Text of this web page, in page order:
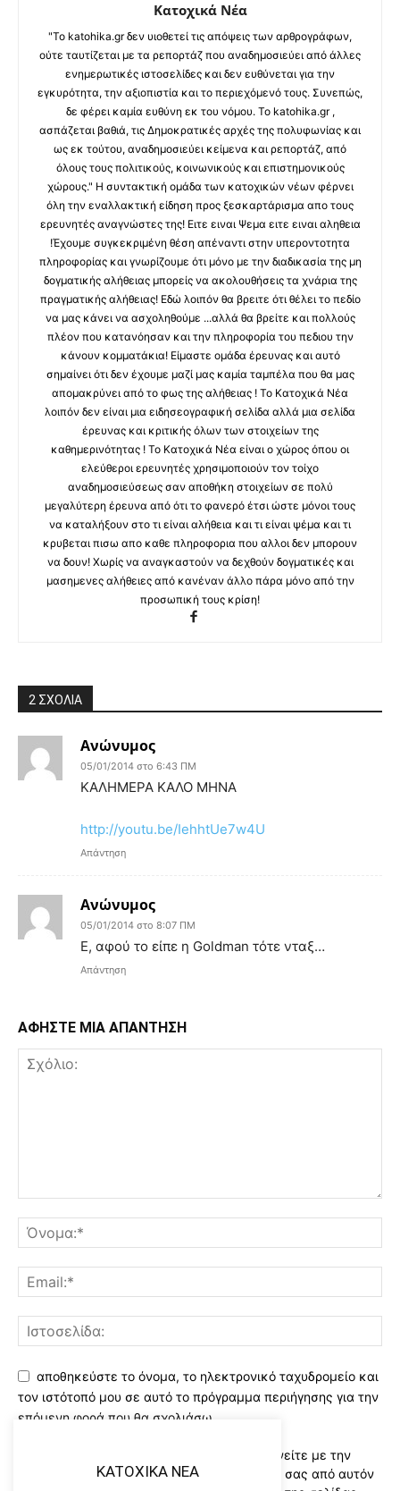
Κατοχικά Νέα
"Το katohika.gr δεν υιοθετεί τις απόψεις των αρθρογράφων,
ούτε ταυτίζεται με τα ρεπορτάζ που αναδημοσιεύει από άλλες
ενημερωτικές ιστοσελίδες και δεν ευθύνεται για την
εγκυρότητα, την αξιοπιστία και το περιεχόμενό τους. Συνεπώς,
δε φέρει καμία ευθύνη εκ του νόμου. Το katohika.gr ,
ασπάζεται βαθιά, τις Δημοκρατικές αρχές της πολυφωνίας και
ως εκ τούτου, αναδημοσιεύει κείμενα και ρεπορτάζ, από
όλους τους πολιτικούς, κοινωνικούς και επιστημονικούς
χώρους." Η συντακτική ομάδα των κατοχικών νέων φέρνει
όλη την εναλλακτική είδηση προς ξεσκαρτάρισμα απο τους
ερευνητές αναγνώστες της! Ειτε ειναι Ψεμα ειτε ειναι αληθεια
!Έχουμε συγκεκριμένη θέση απέναντι στην υπεροντοτητα
πληροφορίας και γνωρίζουμε ότι μόνο με την διαδικασία της μη
δογματικής αλήθειας μπορείς να ακολουθήσεις τα χνάρια της
πραγματικής αλήθειας! Εδώ λοιπόν θα βρειτε ότι θέλει το πεδίο
να μας κάνει να ασχοληθούμε ...αλλά θα βρείτε και πολλούς
πλέον που κατανόησαν και την πληροφορία του πεδιου την
κάνουν κομματάκια! Είμαστε ομάδα έρευνας και αυτό
σημαίνει ότι δεν έχουμε μαζί μας καμία ταμπέλα που θα μας
απομακρύνει από το φως της αλήθειας ! Το Κατοχικά Νέα
λοιπόν δεν είναι μια ειδησεογραφική σελίδα αλλά μια σελίδα
έρευνας και κριτικής όλων των στοιχείων της
καθημερινότητας ! Το Κατοχικά Νέα είναι ο χώρος όπου οι
ελεύθεροι ερευνητές χρησιμοποιούν τον τοίχο
αναδημοσιεύσεως σαν αποθήκη στοιχείων σε πολύ
μεγαλύτερη έρευνα από ότι το φανερό έτσι ώστε μόνοι τους
να καταλήξουν στο τι είναι αλήθεια και τι είναι ψέμα και τι
κρυβεται πισω απο καθε πληροφορια που αλλοι δεν μπορουν
να δουν! Χωρίς να αναγκαστούν να δεχθούν δογματικές και
μασημενες αλήθειες από κανέναν άλλο πάρα μόνο από την
προσωπική τους κρίση!
2 ΣΧΟΛΙΑ
Ανώνυμος
05/01/2014 στο 6:43 ΠΜ
ΚΑΛΗΜΕΡΑ ΚΑΛΟ ΜΗΝΑ
http://youtu.be/IehhtUe7w4U
Απάντηση
Ανώνυμος
05/01/2014 στο 8:07 ΠΜ
Ε, αφού το είπε η Goldman τότε νταξ…
Απάντηση
ΑΦΗΣΤΕ ΜΙΑ ΑΠΑΝΤΗΣΗ
αποθηκεύστε το όνομα, το ηλεκτρονικό ταχυδρομείο και
τον ιστότοπό μου σε αυτό το πρόγραμμα περιήγησης για την
επόμενη φορά που θα σχολιάσω.
Χρησιμοποιώντας αυτό το έντυπο συμφωνείτε με την
αποθήκευση και χειρισμό των δεδομένων σας από αυτόν
KATOXIKA NEA